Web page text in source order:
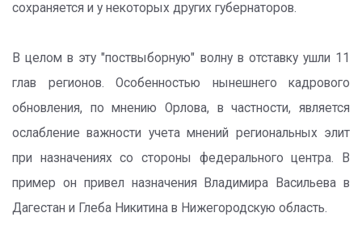
сохраняется и у некоторых других губернаторов.
В целом в эту "поствыборную" волну в отставку ушли 11
глав регионов. Особенностью нынешнего кадрового
обновления, по мнению Орлова, в частности, является
ослабление важности учета мнений региональных элит
при назначениях со стороны федерального центра. В
пример он привел назначения Владимира Васильева в
Дагестан и Глеба Никитина в Нижегородскую область.